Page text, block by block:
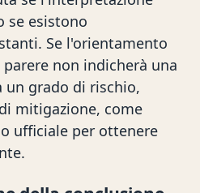
se esistono
Se l'orientamento
non indicherà una
un grado di rischio,
mitigazione, come
ufficiale per ottenere